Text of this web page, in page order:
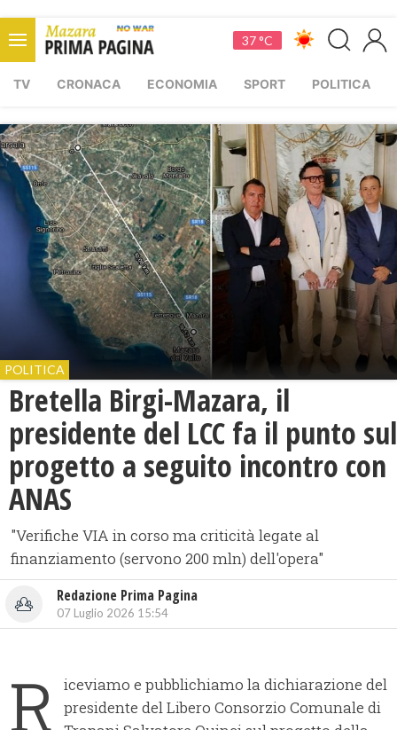
37 °C
TV CRONACA ECONOMIA SPORT POLITICA
POLITICA
Bretella Birgi-Mazara, il
presidente del LCC fa il punto sul
progetto a seguito incontro con
ANAS
"Verifiche VIA in corso ma criticità legate al
finanziamento (servono 200 mln) dell'opera"
Redazione Prima Pagina
07 Luglio 2026 15:54
R
iceviamo e pubblichiamo la dichiarazione del
presidente del Libero Consorzio Comunale di